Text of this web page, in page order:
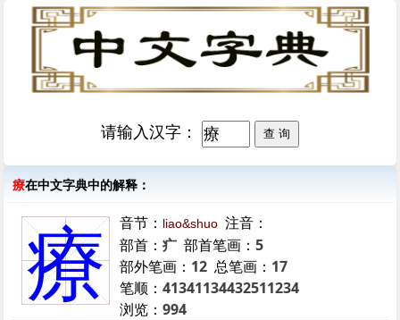
请输入汉字：
療在中文字典中的解释：
療 音节： liao&shuo 注音：
部首：疒 部首笔画：5
部外笔画： 12 总笔画： 17
笔顺：41341134432511234
浏览：994